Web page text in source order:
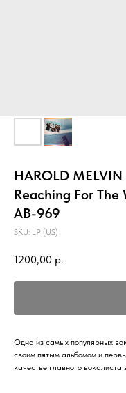
HAROLD MELVIN
Reaching For The
AB-969
SKU: LP (US)
1200,00 р.
Одна из самых популярных
своим пятым альбомом и
качестве главного